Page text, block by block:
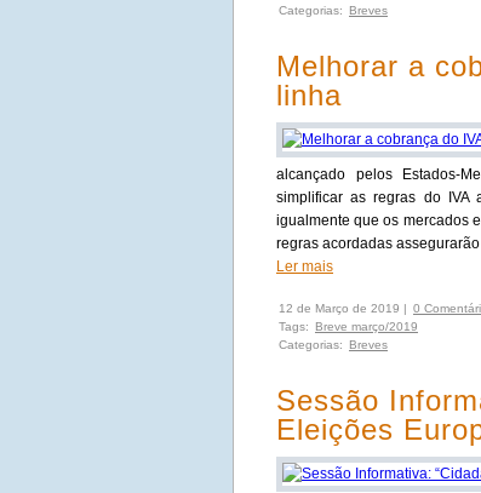
Categorias:
Breves
Melhorar a
linha
alcançado pelos Estados-
simplificar as regras do IVA
igualmente que os mercados
regras acordadas
Ler mais
12 de Março de 2019 | 0
Tags:
Breve março/2019
Categorias:
Breves
Sessão
Eleições